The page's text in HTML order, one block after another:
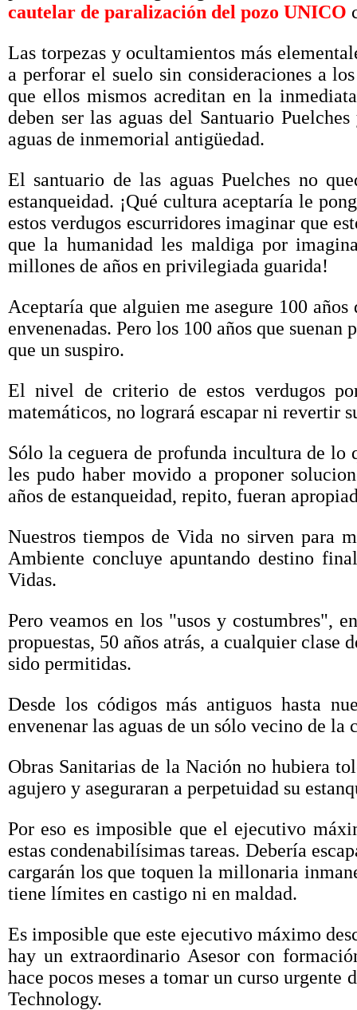
cautelar de paralización del pozo UNICO
Las torpezas y ocultamientos más
a perforar el suelo sin consideraciones a
que ellos mismos acreditan en la
deben ser las aguas del Santuario
aguas de inmemorial antigüedad.
El santuario de las aguas Puelches no
estanqueidad. ¡Qué cultura aceptaría le
estos verdugos escurridores imaginar que
que la humanidad les maldiga por
millones de años en privilegiada guarida!
Aceptaría que alguien me asegure 100
envenenadas. Pero los 100 años que
que un suspiro.
El nivel de criterio de estos verdugos
matemáticos, no logrará escapar ni revertir
Sólo la ceguera de profunda incultura de
les pudo haber movido a proponer
años de estanqueidad, repito, fueran
Nuestros tiempos de Vida no sirven para
Ambiente concluye apuntando destino
Vidas.
Pero veamos en los "usos y costumbres",
propuestas, 50 años atrás, a cualquier
sido permitidas.
Desde los códigos más antiguos hasta
envenenar las aguas de un sólo vecino de
Obras Sanitarias de la Nación no hubiera
agujero y aseguraran a perpetuidad su
Por eso es imposible que el ejecutivo
estas condenabilísimas tareas. Debería
cargarán los que toquen la millonaria
tiene límites en castigo ni en maldad.
Es imposible que este ejecutivo máximo
hay un extraordinario Asesor con
hace pocos meses a tomar un curso
Technology.